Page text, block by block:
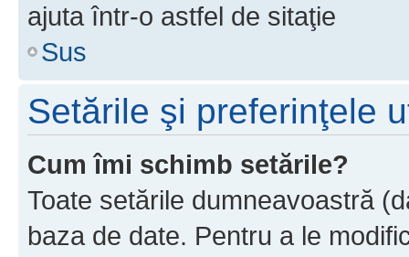
ajuta într-o astfel de sitaţie
Sus
Setările şi preferinţele
Cum îmi schimb setările?
Toate setările dumneavoastră
baza de date. Pentru a le